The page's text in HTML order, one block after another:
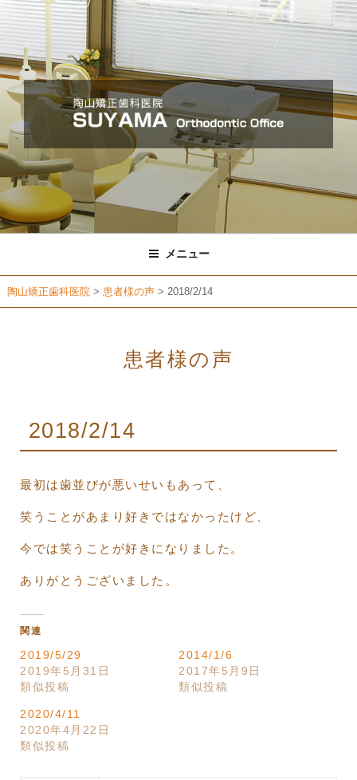
コ
ン
ン
ツ
ス
キ
ッ
プ
メニュー
陶山矯正歯科医院 > 患者様の声 > 2018/2/14
患者様の声
2018/2/14
最初は歯並びが悪いせいもあって、
笑うことがあまり好きではなかったけど、
今では笑うことが好きになりました。
ありがとうございました。
関連
2019/5/29
2019年5月31日
類似投稿
2014/1/6
2017年5月9日
類似投稿
2020/4/11
2020年4月22日
類似投稿